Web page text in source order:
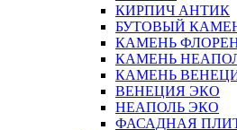
КИРПИЧ АНТИК
БУТОВЫЙ
КАМЕНЬ
КАМЕНЬ
КАМЕНЬ
ВЕНЕЦИЯ ЭКО
НЕАПОЛЬ ЭКО
ФАСАДНАЯ